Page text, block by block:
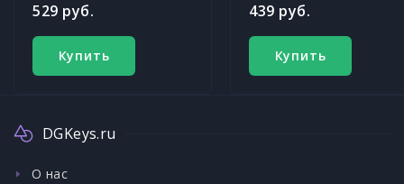
529 руб.
Купить
439 руб.
Купить
DGKeys.ru
О нас